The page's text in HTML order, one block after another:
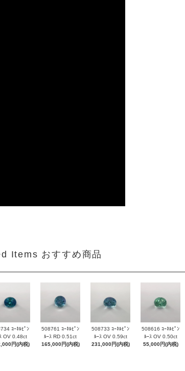
Items おすすめ商品
ｺｰﾈﾙﾋﾟﾝ
OV 0.48ct
円(内税)
508761 ｺｰﾈﾙﾋﾟﾝ
ﾙｰｽ RD 0.51ct
165,000円(内税)
508733 ｺｰﾈﾙﾋﾟﾝ
ﾙｰｽ OV 0.59ct
231,000円(内税)
508616 ｺｰﾈﾙﾋﾟﾝ
ﾙｰｽ OV 0.50ct
55,000円(内税)